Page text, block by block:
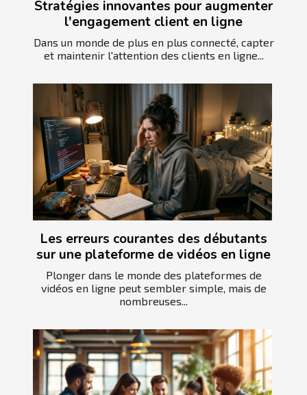
Stratégies innovantes pour augmenter
l'engagement client en ligne
Dans un monde de plus en plus connecté, capter
et maintenir l'attention des clients en ligne...
Les erreurs courantes des débutants
sur une plateforme de vidéos en ligne
Plonger dans le monde des plateformes de
vidéos en ligne peut sembler simple, mais de
nombreuses...